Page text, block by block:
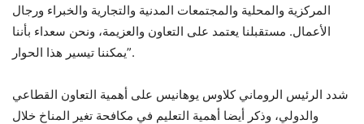
المركزية والمحلية والمجتمعات المدنية والتجارية والخبراء ورجال
الأعمال. مستقبلنا يعتمد على التعاون والعزيمة، ونحن سعداء بأننا
يمكننا تيسير هذا الحوار”.
شدد الرئيس الروماني كلاوس يوهانيس على أهمية التعاون القطاعي
والدولي، وذكر أيضا أهمية التعليم في مكافحة تغير المناخ خلال